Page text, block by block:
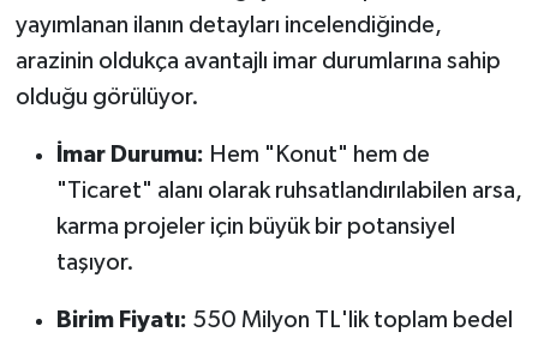
yayımlanan ilanın detayları incelendiğinde,
arazinin oldukça avantajlı imar durumlarına sahip
olduğu görülüyor.
İmar Durumu: Hem "Konut" hem de
"Ticaret" alanı olarak ruhsatlandırılabilen arsa,
karma projeler için büyük bir potansiyel
taşıyor.
Birim Fiyatı: 550 Milyon TL'lik toplam bedel